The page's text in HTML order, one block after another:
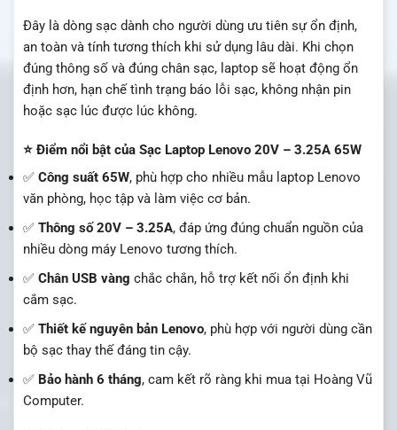
Đây là dòng sạc dành cho người dùng ưu tiên sự ổn định,
an toàn và tính tương thích khi sử dụng lâu dài. Khi chọn
đúng thông số và đúng chân sạc, laptop sẽ hoạt động ổn
định hơn, hạn chế tình trạng báo lỗi sạc, không nhận pin
hoặc sạc lúc được lúc không.
⭐ Điểm nổi bật của Sạc Laptop Lenovo 20V – 3.25A 65W
✅ Công suất 65W, phù hợp cho nhiều mẫu laptop Lenovo
văn phòng, học tập và làm việc cơ bản.
✅ Thông số 20V – 3.25A, đáp ứng đúng chuẩn nguồn của
nhiều dòng máy Lenovo tương thích.
✅ Chân USB vàng chắc chắn, hỗ trợ kết nối ổn định khi
cắm sạc.
✅ Thiết kế nguyên bản Lenovo, phù hợp với người dùng cần
bộ sạc thay thế đáng tin cậy.
✅ Bảo hành 6 tháng, cam kết rõ ràng khi mua tại Hoàng Vũ
Computer.